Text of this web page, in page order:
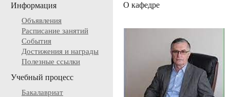
Информация
Объявления
Расписание занятий
События
Достижения и награды
Полезные ссылки
Учебный процесс
Бакалавриат
О кафедре